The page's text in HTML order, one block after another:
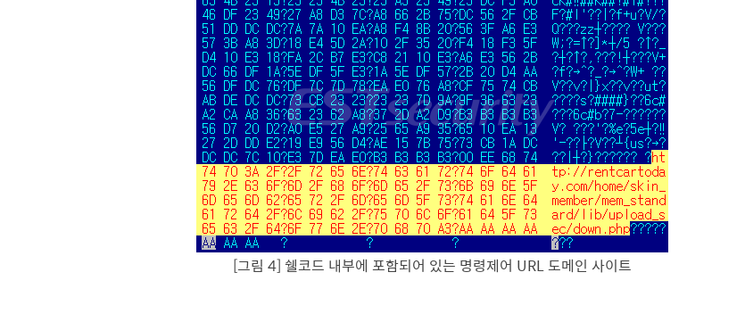
[그림 4] 쉘코드 내부에 포함되어 있는 명령제어 URL 도메인 사이트